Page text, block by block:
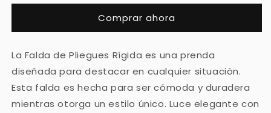
Comprar ahora
La Falda de Pliegues Rígida es una prenda
diseñada para destacar en cualquier situación.
Esta falda es hecha para ser cómoda y duradera
mientras otorga un estilo único. Luce elegante con